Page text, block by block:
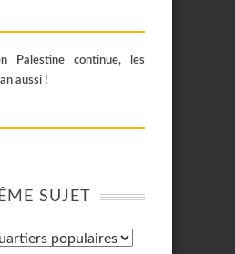
Palestine continue, les
aussi !
SUJET